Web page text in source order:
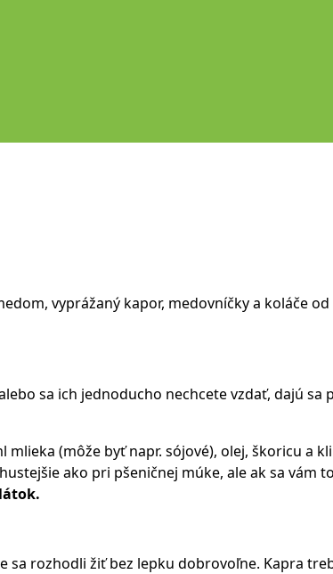
vyprážaný kapor, medovníčky a koláče
sa ich jednoducho nechcete vzdať, dajú sa
(môže byť napr. sójové), olej, škoricu a
ako pri pšeničnej múke, ale ak sa vám
rozhodli žiť bez lepku dobrovoľne. Kapra